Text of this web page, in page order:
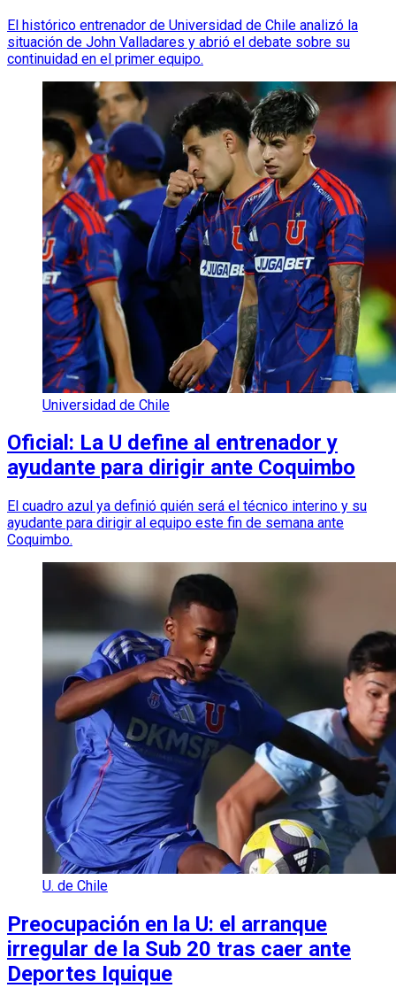
El histórico entrenador de Universidad de Chile analizó la
situación de John Valladares y abrió el debate sobre su
continuidad en el primer equipo.
Universidad de Chile
Oficial: La U define al entrenador y
ayudante para dirigir ante Coquimbo
El cuadro azul ya definió quién será el técnico interino y su
ayudante para dirigir al equipo este fin de semana ante
Coquimbo.
U. de Chile
Preocupación en la U: el arranque
irregular de la Sub 20 tras caer ante
Deportes Iquique